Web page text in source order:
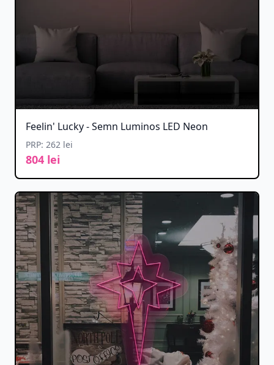
Feelin' Lucky - Semn Luminos LED Neon
PRP: 262 lei
804 lei